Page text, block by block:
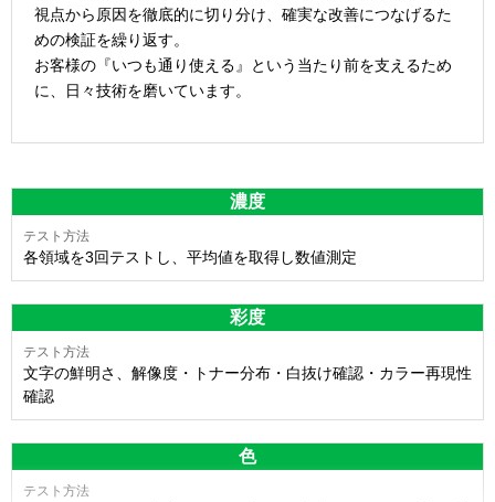
視点から原因を徹底的に切り分け、確実な改善につなげるた
めの検証を繰り返す。
お客様の『いつも通り使える』という当たり前を支えるため
に、日々技術を磨いています。
濃度
各領域を3回テストし、平均値を取得し数値測定
彩度
文字の鮮明さ、解像度・トナー分布・白抜け確認・カラー再現性
確認
色